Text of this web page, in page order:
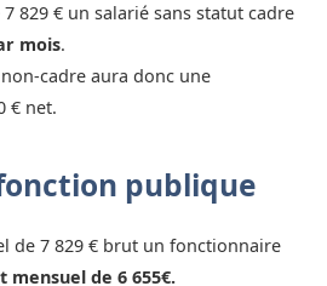
829 € un salarié sans statut cadre
mois.
cadre aura donc une
€ net.
publique
de 7 829 € brut un fonctionnaire
mensuel de 6 655€.